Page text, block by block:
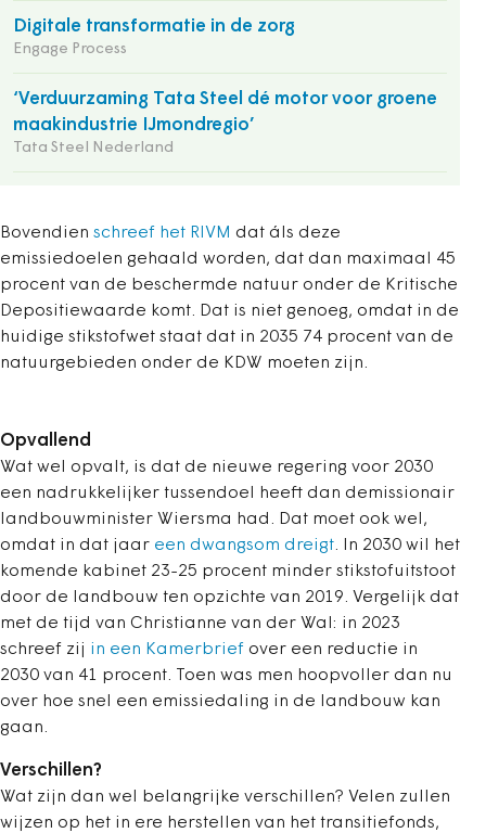
Digitale transformatie in de zorg
Engage Process
‘Verduurzaming Tata Steel dé motor voor groene
maakindustrie IJmondregio’
Tata Steel Nederland
Bovendien schreef het RIVM dat áls deze
emissiedoelen gehaald worden, dat dan maximaal 45
procent van de beschermde natuur onder de Kritische
Depositiewaarde komt. Dat is niet genoeg, omdat in de
huidige stikstofwet staat dat in 2035 74 procent van de
natuurgebieden onder de KDW moeten zijn.
Opvallend
Wat wel opvalt, is dat de nieuwe regering voor 2030
een nadrukkelijker tussendoel heeft dan demissionair
landbouwminister Wiersma had. Dat moet ook wel,
omdat in dat jaar een dwangsom dreigt. In 2030 wil het
komende kabinet 23-25 procent minder stikstofuitstoot
door de landbouw ten opzichte van 2019. Vergelijk dat
met de tijd van Christianne van der Wal: in 2023
schreef zij in een Kamerbrief over een reductie in
2030 van 41 procent. Toen was men hoopvoller dan nu
over hoe snel een emissiedaling in de landbouw kan
gaan.
Verschillen?
Wat zijn dan wel belangrijke verschillen? Velen zullen
wijzen op het in ere herstellen van het transitiefonds,